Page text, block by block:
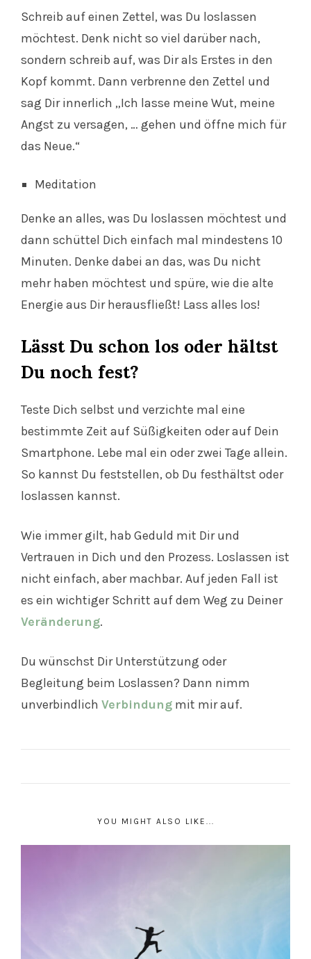
Schreib auf einen Zettel, was Du loslassen
möchtest. Denk nicht so viel darüber nach,
sondern schreib auf, was Dir als Erstes in den
Kopf kommt. Dann verbrenne den Zettel und
sag Dir innerlich „Ich lasse meine Wut, meine
Angst zu versagen, … gehen und öffne mich für
das Neue.“
Meditation
Denke an alles, was Du loslassen möchtest und
dann schüttel Dich einfach mal mindestens 10
Minuten. Denke dabei an das, was Du nicht
mehr haben möchtest und spüre, wie die alte
Energie aus Dir herausfließt! Lass alles los!
Lässt Du schon los oder hältst
Du noch fest?
Teste Dich selbst und verzichte mal eine
bestimmte Zeit auf Süßigkeiten oder auf Dein
Smartphone. Lebe mal ein oder zwei Tage allein.
So kannst Du feststellen, ob Du festhältst oder
loslassen kannst.
Wie immer gilt, hab Geduld mit Dir und
Vertrauen in Dich und den Prozess. Loslassen ist
nicht einfach, aber machbar. Auf jeden Fall ist
es ein wichtiger Schritt auf dem Weg zu Deiner
Veränderung.
Du wünschst Dir Unterstützung oder
Begleitung beim Loslassen? Dann nimm
unverbindlich Verbindung mit mir auf.
YOU MIGHT ALSO LIKE...